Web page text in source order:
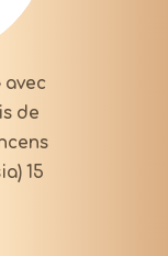
avec
de
15